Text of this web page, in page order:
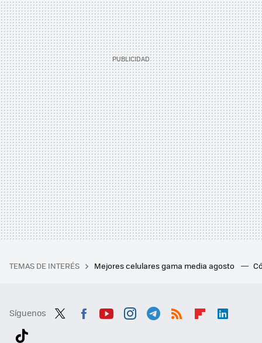
TEMAS DE INTERÉS Mejores celulares gama media agosto
Síguenos